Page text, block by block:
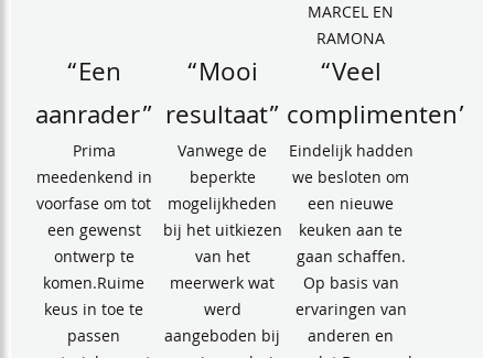
MARCEL EN
RAMONA
“Een
aanrader”
Prima
meedenkend in
voorfase om tot
een gewenst
ontwerp te
komen.Ruime
keus in toe te
passen
“Mooi
resultaat”
Vanwege de
beperkte
mogelijkheden
bij het uitkiezen
van het
meerwerk wat
werd
aangeboden bij
“Veel
complimenten”
Eindelijk hadden
we besloten om
een nieuwe
keuken aan te
gaan schaffen.
Op basis van
ervaringen van
anderen en